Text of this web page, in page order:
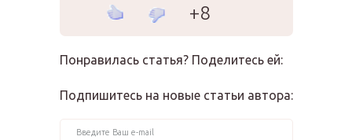
+8
Понравилась статья? Поделитесь ей:
Подпишитесь на новые статьи автора: